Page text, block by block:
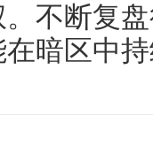
不断复
暗区中